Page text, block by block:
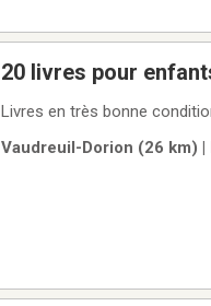
20 livres pour
Livres en très bonne
Vaudreuil-Dorion (26 km)